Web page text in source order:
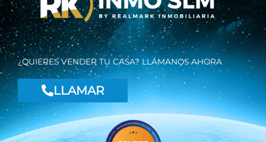
k
-
a
m
¿QUIERES VENDER TU CASA? LLÁMANOS AHORA
LLAMAR